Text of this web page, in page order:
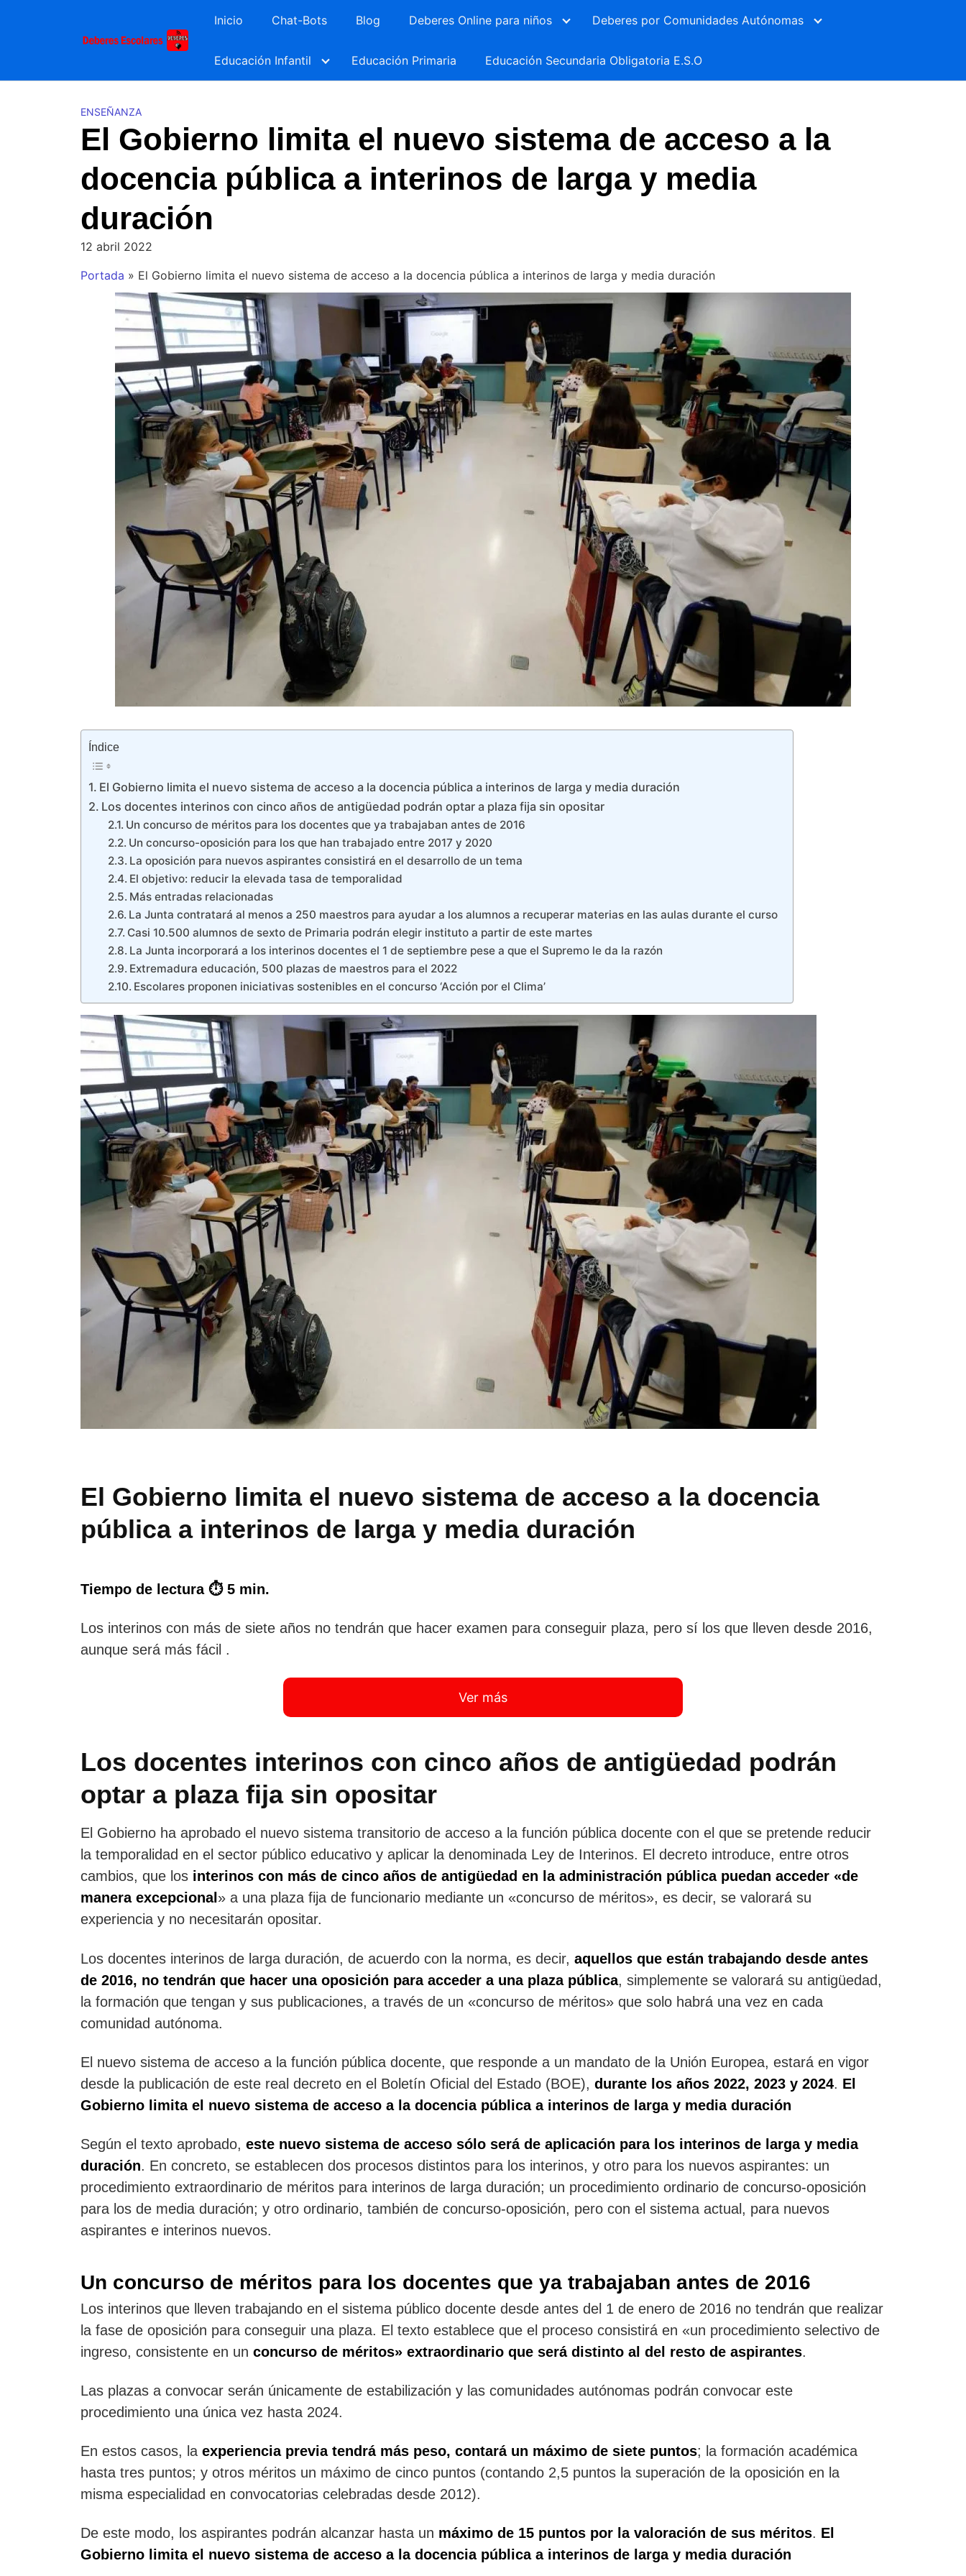
Inicio Chat-Bots Blog Deberes Online para niños Deberes por Comunidades Autónomas
Educación Infantil Educación Primaria Educación Secundaria Obligatoria E.S.O
ENSEÑANZA
El Gobierno limita el nuevo sistema de acceso a la
docencia pública a interinos de larga y media
duración
12 abril 2022
Portada » El Gobierno limita el nuevo sistema de acceso a la docencia pública a interinos de larga y media duración
Índice
El Gobierno limita el nuevo sistema de acceso a la docencia pública a interinos de larga y media duración
Los docentes interinos con cinco años de antigüedad podrán optar a plaza fija sin opositar
Un concurso de méritos para los docentes que ya trabajaban antes de 2016
Un concurso-oposición para los que han trabajado entre 2017 y 2020
La oposición para nuevos aspirantes consistirá en el desarrollo de un tema
El objetivo: reducir la elevada tasa de temporalidad
Más entradas relacionadas
La Junta contratará al menos a 250 maestros para ayudar a los alumnos a recuperar materias en las aulas durante el curso
Casi 10.500 alumnos de sexto de Primaria podrán elegir instituto a partir de este martes
La Junta incorporará a los interinos docentes el 1 de septiembre pese a que el Supremo le da la razón
Extremadura educación, 500 plazas de maestros para el 2022
Escolares proponen iniciativas sostenibles en el concurso ‘Acción por el Clima’
El Gobierno limita el nuevo sistema de acceso a la docencia
pública a interinos de larga y media duración
Tiempo de lectura ⏱ 5 min.
Los interinos con más de siete años no tendrán que hacer examen para conseguir plaza, pero sí los que lleven desde 2016,
aunque será más fácil .
Ver más
Los docentes interinos con cinco años de antigüedad podrán
optar a plaza fija sin opositar
El Gobierno ha aprobado el nuevo sistema transitorio de acceso a la función pública docente con el que se pretende reducir
la temporalidad en el sector público educativo y aplicar la denominada Ley de Interinos. El decreto introduce, entre otros
cambios, que los interinos con más de cinco años de antigüedad en la administración pública puedan acceder «de
manera excepcional » a una plaza fija de funcionario mediante un «concurso de méritos», es decir, se valorará su
experiencia y no necesitarán opositar.
Los docentes interinos de larga duración, de acuerdo con la norma, es decir, aquellos que están trabajando desde antes
de 2016, no tendrán que hacer una oposición para acceder a una plaza pública, simplemente se valorará su antigüedad,
la formación que tengan y sus publicaciones, a través de un «concurso de méritos» que solo habrá una vez en cada
comunidad autónoma.
El nuevo sistema de acceso a la función pública docente, que responde a un mandato de la Unión Europea, estará en vigor
desde la publicación de este real decreto en el Boletín Oficial del Estado (BOE), durante los años 2022, 2023 y 2024. El
Gobierno limita el nuevo sistema de acceso a la docencia pública a interinos de larga y media duración
Según el texto aprobado, este nuevo sistema de acceso sólo será de aplicación para los interinos de larga y media
duración. En concreto, se establecen dos procesos distintos para los interinos, y otro para los nuevos aspirantes: un
procedimiento extraordinario de méritos para interinos de larga duración; un procedimiento ordinario de concurso-oposición
para los de media duración; y otro ordinario, también de concurso-oposición, pero con el sistema actual, para nuevos
aspirantes e interinos nuevos.
Un concurso de méritos para los docentes que ya trabajaban antes de 2016
Los interinos que lleven trabajando en el sistema público docente desde antes del 1 de enero de 2016 no tendrán que realizar
la fase de oposición para conseguir una plaza. El texto establece que el proceso consistirá en «un procedimiento selectivo de
ingreso, consistente en un concurso de méritos» extraordinario que será distinto al del resto de aspirantes.
Las plazas a convocar serán únicamente de estabilización y las comunidades autónomas podrán convocar este
procedimiento una única vez hasta 2024.
En estos casos, la experiencia previa tendrá más peso, contará un máximo de siete puntos; la formación académica
hasta tres puntos; y otros méritos un máximo de cinco puntos (contando 2,5 puntos la superación de la oposición en la
misma especialidad en convocatorias celebradas desde 2012).
De este modo, los aspirantes podrán alcanzar hasta un máximo de 15 puntos por la valoración de sus méritos. El
Gobierno limita el nuevo sistema de acceso a la docencia pública a interinos de larga y media duración